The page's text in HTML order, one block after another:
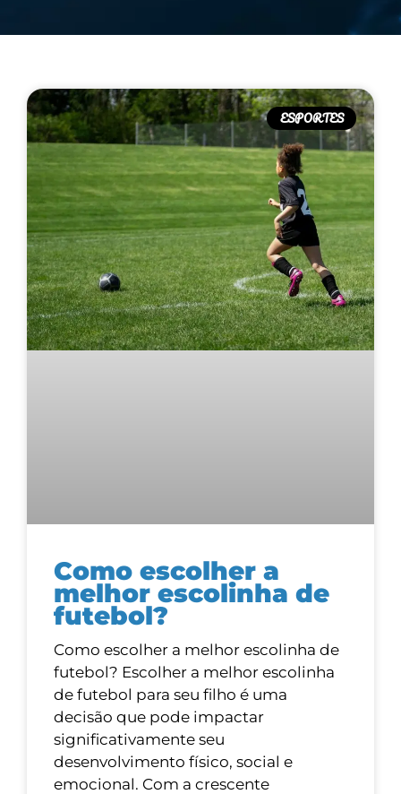
ESPORTES
Como escolher a
melhor escolinha de
futebol?
Como escolher a melhor escolinha de
futebol? Escolher a melhor escolinha
de futebol para seu filho é uma
decisão que pode impactar
significativamente seu
desenvolvimento físico, social e
emocional. Com a crescente